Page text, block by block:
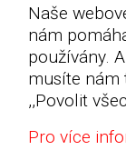
Naše
nám
používány.
musíte
,,Povolit
Pro více